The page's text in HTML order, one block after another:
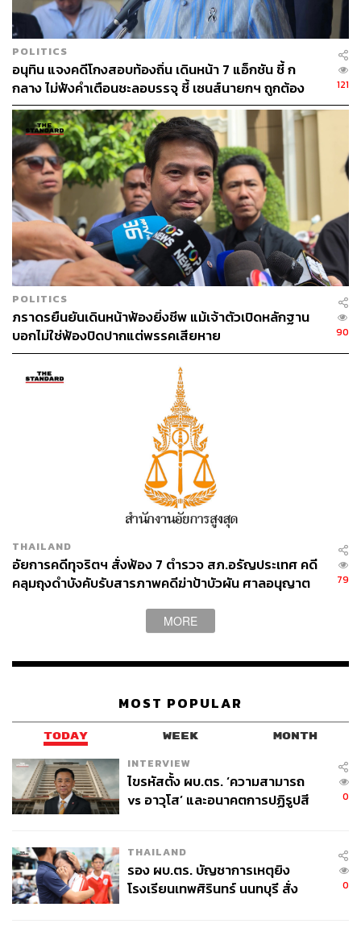
POLITICS
อนุทิน แจงคดีโกงสอบท้องถิ่น เดินหน้า 7 แอ็กชัน ชี้ ก
กลาง ไม่ฟังคำเตือนชะลอบรรจุ ชี้ เซนส์นายกฯ ถูกต้อง
121
POLITICS
ภราดรยืนยันเดินหน้าฟ้องยิ่งชีพ แม้เจ้าตัวเปิดหลักฐาน
บอกไม่ใช่ฟ้องปิดปากแต่พรรคเสียหาย
90
THAILAND
อัยการคดีทุจริตฯ สั่งฟ้อง 7 ตำรวจ สภ.อรัญประเทศ คดี
คลุมถุงดำบังคับรับสารภาพคดีฆ่าป้าบัวผัน ศาลอนุญาต
79
MORE
MOST POPULAR
TODAY WEEK MONTH
INTERVIEW
ไขรหัสตั้ง ผบ.ตร. ‘ความสามารถ
vs อาวุโส’ และอนาคตการปฏิรูปสี
0
THAILAND
รอง ผบ.ตร. บัญชาการเหตุยิง
โรงเรียนเทพศิรินทร์ นนทบุรี สั่ง
0